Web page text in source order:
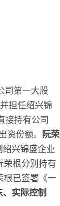
司第一大股
担任绍兴锦
接持有公司
资份额。
阮荣
绍兴锦盛企业
荣根分别持有
根已签署《一
实际控制